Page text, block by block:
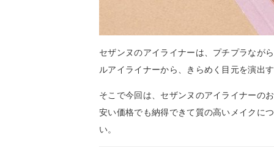
セザンヌのアイライナーは、プチプラなが
ルアイライナーから、きらめく目元を演出
そこで今回は、セザンヌのアイライナーの
安い価格でも納得できて質の高いメイクに
い。